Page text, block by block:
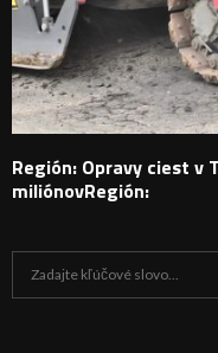
Región: Opravy ciest v
miliónovRegión: